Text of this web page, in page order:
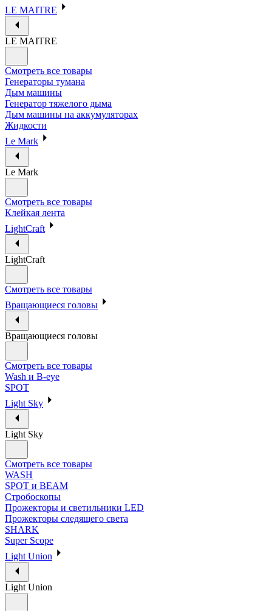
LE MAITRE
LE MAITRE
Смотреть все товары
Генераторы тумана
Дым машины
Генератор тяжелого дыма
Дым машины на аккумуляторах
Жидкости
Le Mark
Le Mark
Смотреть все товары
Клейкая лента
LightCraft
LightCraft
Смотреть все товары
Вращающиеся головы
Вращающиеся головы
Смотреть все товары
Wash и B-eye
SPOT
Light Sky
Light Sky
Смотреть все товары
WASH
SPOT и BEAM
Стробоскопы
Прожекторы и светильники LED
Прожекторы следящего света
SHARK
Super Scope
Light Union
Light Union